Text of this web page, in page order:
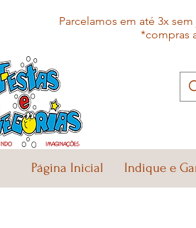
Parcelamos em até 3x
*compras
Página Inicial Indique e